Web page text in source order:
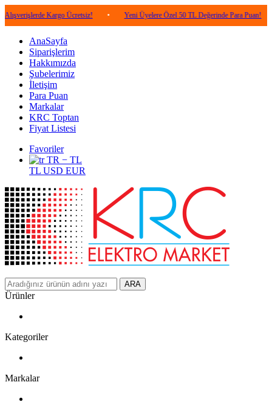
Kargo Ücretsiz! • Yeni Üyelere Özel 50 TL Değerinde Para Puan! •
AnaSayfa
Siparişlerim
Hakkımızda
Şubelerimiz
İletişim
Para Puan
Markalar
KRC Toptan
Fiyat Listesi
Favoriler
TR − TL
TL USD EUR
ARA
Ürünler
Kategoriler
Markalar